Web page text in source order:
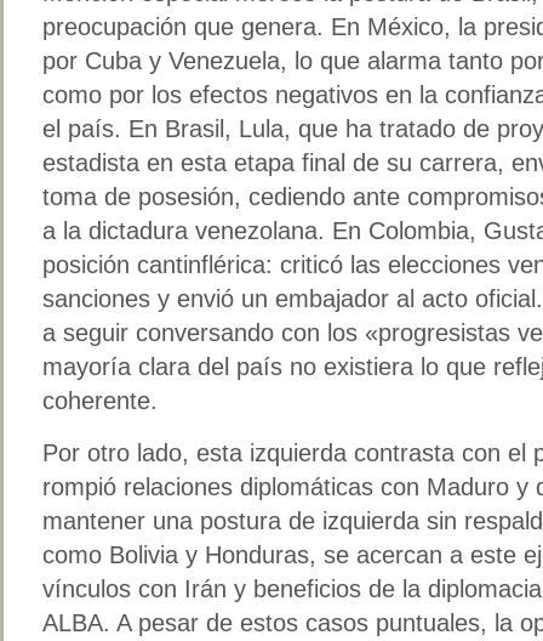
preocupación que genera. En México, la
por Cuba y Venezuela, lo que alarma tanto
como por los efectos negativos en la
el país. En Brasil, Lula, que ha tratado de
estadista en esta etapa final de su carrera,
toma de posesión, cediendo ante
a la dictadura venezolana. En Colombia,
posición cantinflérica: criticó las elecciones
sanciones y envió un embajador al acto
a seguir conversando con los «progresistas
mayoría clara del país no existiera lo que
coherente.
Por otro lado, esta izquierda contrasta con el
rompió relaciones diplomáticas con Maduro y
mantener una postura de izquierda sin
como Bolivia y Honduras, se acercan a este
vínculos con Irán y beneficios de la
ALBA. A pesar de estos casos puntuales, la